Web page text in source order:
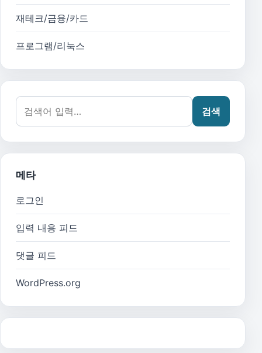
재테크/금융/카드
프로그램/리눅스
검색어:
검색
메타
로그인
입력 내용 피드
댓글 피드
WordPress.org